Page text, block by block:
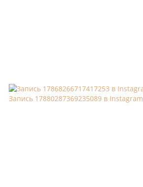
Запись 17880287369235089 в Instagram